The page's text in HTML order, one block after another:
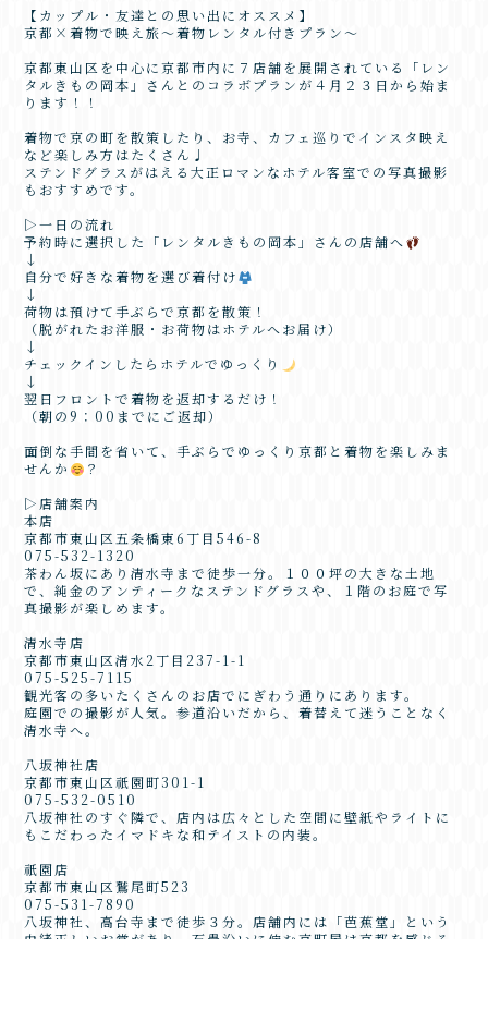
【カップル・友達との思い出にオススメ】
京都×着物で映え旅～着物レンタル付きプラン～
京都東山区を中心に京都市内に７店舗を展開されている「レン
タルきもの岡本」さんとのコラボプランが４月２３日から始ま
ります！！
着物で京の町を散策したり、お寺、カフェ巡りでインスタ映え
など楽しみ方はたくさん♩
ステンドグラスがはえる大正ロマンなホテル客室での写真撮影
もおすすめです。
▷一日の流れ
予約時に選択した「レンタルきもの岡本」さんの店舗へ
↓
自分で好きな着物を選び着付け
↓
荷物は預けて手ぶらで京都を散策！
（脱がれたお洋服・お荷物はホテルへお届け）
↓
チェックインしたらホテルでゆっくり
↓
翌日フロントで着物を返却するだけ！
（朝の9：00までにご返却）
面倒な手間を省いて、手ぶらでゆっくり京都と着物を楽しみま
せんか
？
▷店舗案内
本店
京都市東山区五条橋東6丁目546-8
075-532-1320
茶わん坂にあり清水寺まで徒歩一分。１００坪の大きな土地
で、純金のアンティークなステンドグラスや、１階のお庭で写
真撮影が楽しめます。
清水寺店
京都市東山区清水2丁目237-1-1
075-525-7115
観光客の多いたくさんのお店でにぎわう通りにあります。
庭園での撮影が人気。参道沿いだから、着替えて迷うことなく
清水寺へ。
八坂神社店
京都市東山区祇園町301-1
075-532-0510
八坂神社のすぐ隣で、店内は広々とした空間に壁紙やライトに
もこだわったイマドキな和テイストの内装。
祇園店
京都市東山区鷲尾町523
075-531-7890
八坂神社、高台寺まで徒歩３分。店舗内には「芭蕉堂」という
由緒正しいお堂があり、石畳沿いに佇む京町屋は京都を感じる